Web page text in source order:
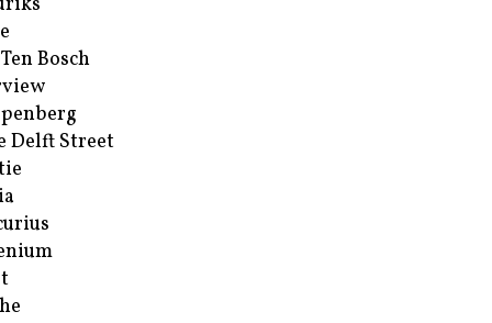
Bosch
Delft Street